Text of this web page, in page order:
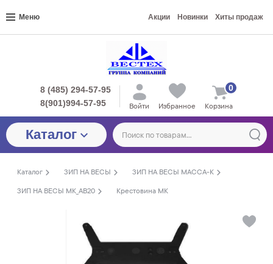
Меню Акции Новинки Хиты продаж
8 (485) 294-57-95
8(901)994-57-95
Войти Избранное Корзина
0
Каталог
Каталог ЗИП НА ВЕСЫ
ЗИП НА ВЕСЫ МАССА-К
ЗИП НА ВЕСЫ МК_АВ20
Крестовина МК